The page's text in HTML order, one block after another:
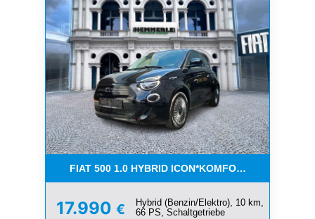
FIAT 500 1.0 HYBRID ICON*KOMFORT
17.990 €
Hybrid (Benzin/Elektro), 10 km,
66 PS, Schaltgetriebe